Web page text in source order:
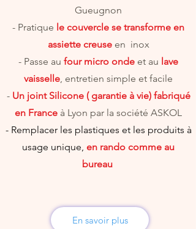
Gueugnon
- Pratique le couvercle se transforme en
assiette creuse en inox
- Passe au four micro onde et au lave
vaisselle, entretien simple et facile
- Un joint Silicone ( garantie à vie) fabriqué
en France à Lyon par la société ASKOL
- Remplacer les plastiques et les produits à
usage unique, en rando comme au
bureau
En savoir plus